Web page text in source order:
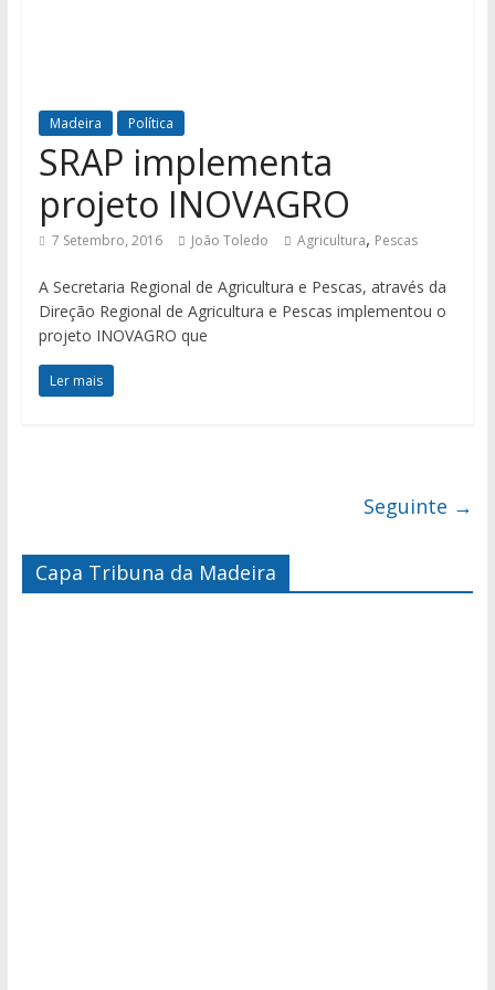
Madeira Política
SRAP implementa
projeto INOVAGRO
7 Setembro, 2016 João Toledo Agricultura, Pescas
A Secretaria Regional de Agricultura e Pescas, através da
Direção Regional de Agricultura e Pescas implementou o
projeto INOVAGRO que
Ler mais
Seguinte →
Capa Tribuna da Madeira